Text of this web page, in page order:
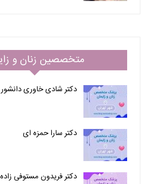
متخصصین زنان و
دکتر شادی خاوری دانشور
دکتر سارا حمزه ای
دکتر فریدون مستوفی زاده